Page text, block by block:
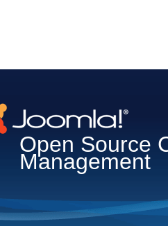
Open Source
Management